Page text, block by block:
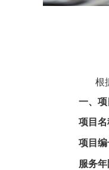
根
一、项
项目
项目编
服务年